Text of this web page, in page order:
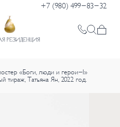
+7 (980) 499-83-32
«Боги, люди и герои-I»
тираж, Татьяна Ян, 2022 год.